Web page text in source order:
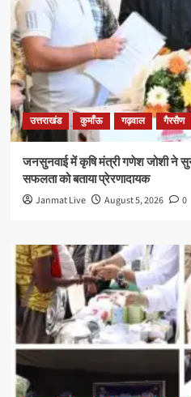
उत्तराखंड कुमाँऊ गढ़वाल गैरसैण
जनसुनवाई में कृषि मंत्री गणेश जोशी ने
सफलता को बताया प्रेरणादायक
Janmat Live August 5, 2026 0